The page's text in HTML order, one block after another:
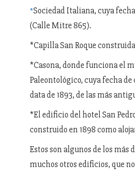
*Sociedad Italiana, cuya
(Calle Mitre 865).
*Capilla San Roque
*Casona, donde funciona el
Paleontológico, cuya fecha
data de 1893, de las más
*El edificio del hotel San
construido en 1898 como
Estos son algunos de los más
muchos otros edificios, que